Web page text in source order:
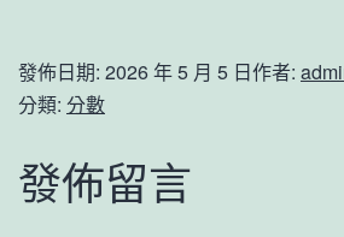
發佈日期: 2026 年 5 月 5 日作者:
分類: 分數
發佈留言